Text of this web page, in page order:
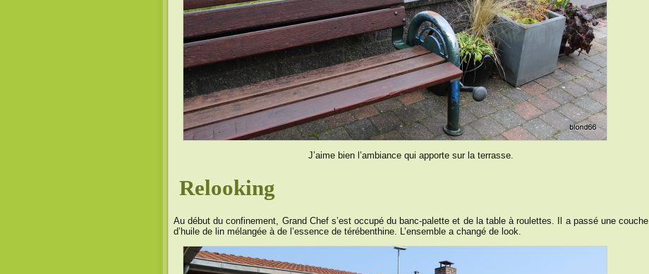
J’aime bien l’ambiance qui apporte sur la terrasse.
Relooking
Au début du confinement, Grand Chef s’est occupé du banc-palette et de la table à roulettes. Il a passé une couche
d’huile de lin mélangée à de l’essence de térébenthine. L’ensemble a changé de look.